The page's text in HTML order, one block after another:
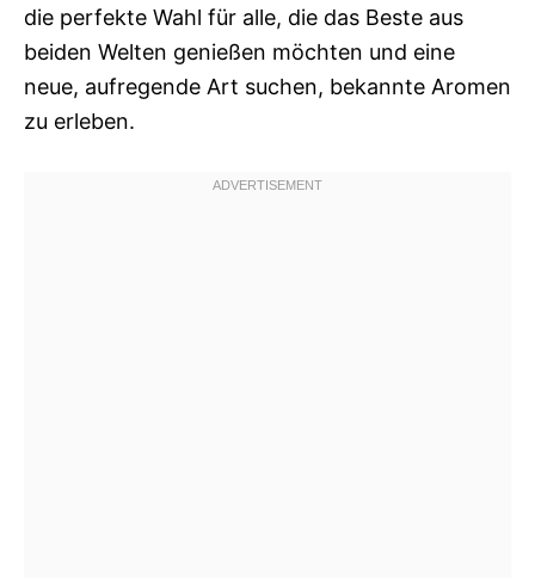
die perfekte Wahl für alle, die das Beste aus
beiden Welten genießen möchten und eine
neue, aufregende Art suchen, bekannte Aromen
zu erleben.